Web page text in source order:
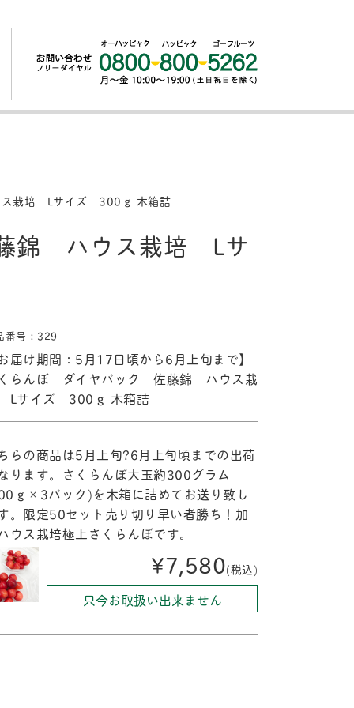
栽培 Lサイズ 300ｇ 木箱詰
錦 ハウス栽培 Lサ
番号：329
届け期間：5月17日頃から6月上旬まで】
らんぼ ダイヤパック 佐藤錦 ハウス栽
サイズ 300ｇ 木箱詰
らの商品は5月上旬?6月上旬頃までの出荷
ります。さくらんぼ大玉約300グラム
ｇ×3パック)を木箱に詰めてお送り致し
。限定50セット売り切り早い者勝ち！加
ウス栽培極上さくらんぼです。
¥7,580(税込)
只今お取扱い出来ません